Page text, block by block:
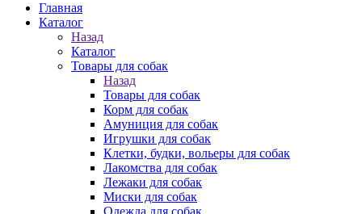
Главная
Каталог
Назад
Каталог
Товары для собак
Назад
Товары для собак
Корм для собак
Амуниция для собак
Игрушки для собак
Клетки, будки, вольеры для собак
Лакомства для собак
Лежаки для собак
Миски для собак
Одежда для собак